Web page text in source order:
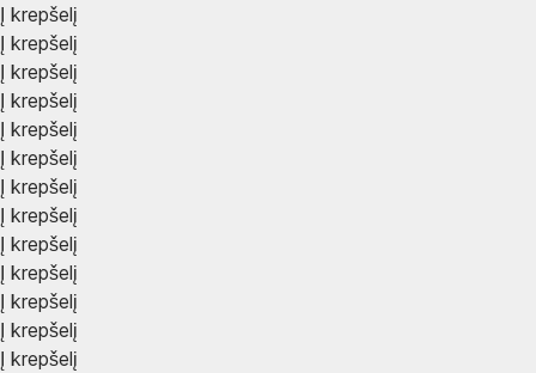
Į krepšelį
Į krepšelį
Į krepšelį
Į krepšelį
Į krepšelį
Į krepšelį
Į krepšelį
Į krepšelį
Į krepšelį
Į krepšelį
Į krepšelį
Į krepšelį
Į krepšelį